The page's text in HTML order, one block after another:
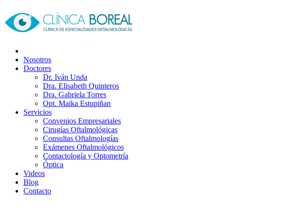
Nosotros
Doctores
Dr. Iván Unda
Dra. Elisabeth Quinteros
Dra. Gabriela Torres
Opt. Maika Estupiñan
Servicios
Convenios Empresariales
Cirugías Oftalmológicas
Consultas Oftalmologías
Exámenes Oftalmológicos
Contactología y Optometría
Óptica
Videos
Blog
Contacto